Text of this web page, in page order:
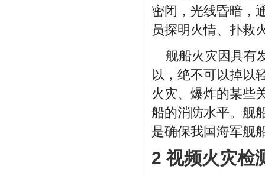
密闭，光线昏暗，
员探明火情、扑救
舰船火灾因具有
以，绝不可以掉以
火灾、爆炸的某些
船的消防水平。舰
是确保我国海军舰
2 视频火灾检